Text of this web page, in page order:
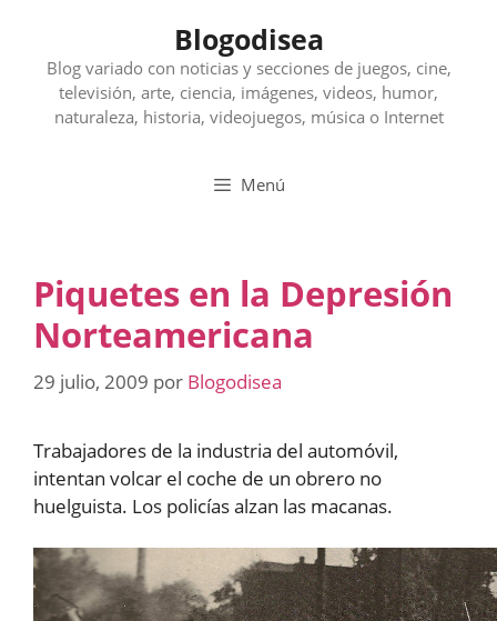
contenido
Blogodisea
Blog variado con noticias y secciones de juegos, cine,
televisión, arte, ciencia, imágenes, videos, humor,
naturaleza, historia, videojuegos, música o Internet
Menú
Piquetes en la Depresión
Norteamericana
29 julio, 2009 por Blogodisea
Trabajadores de la industria del automóvil,
intentan volcar el coche de un obrero no
huelguista. Los policías alzan las macanas.